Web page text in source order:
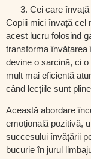
Cei care
Copiii mici învață cel
acest lucru folosind
transforma învățarea
devine o sarcină, ci
mult mai eficientă
când lecțiile sunt
Această abordare
emoțională pozitivă,
succesului învățării
bucurie în jurul